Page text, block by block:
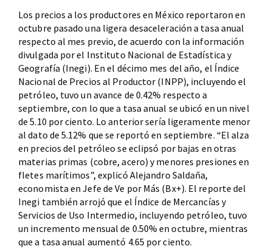
Los precios a los productores en México reportaron en
octubre pasado una ligera desaceleración a tasa anual
respecto al mes previo, de acuerdo con la información
divulgada por el Instituto Nacional de Estadística y
Geografía (Inegi). En el décimo mes del año, el Índice
Nacional de Precios al Productor (INPP), incluyendo el
petróleo, tuvo un avance de 0.42% respecto a
septiembre, con lo que a tasa anual se ubicó en un nivel
de 5.10 por ciento. Lo anterior sería ligeramente menor
al dato de 5.12% que se reportó en septiembre. “El alza
en precios del petróleo se eclipsó por bajas en otras
materias primas (cobre, acero) y menores presiones en
fletes marítimos”, explicó Alejandro Saldaña,
economista en Jefe de Ve por Más (Bx+). El reporte del
Inegi también arrojó que el Índice de Mercancías y
Servicios de Uso Intermedio, incluyendo petróleo, tuvo
un incremento mensual de 0.50% en octubre, mientras
que a tasa anual aumentó 4.65 por ciento.